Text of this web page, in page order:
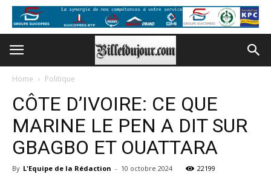
Home Politique
CÔTE D’IVOIRE: CE QUE
MARINE LE PEN A DIT SUR
GBAGBO ET OUATTARA
By L'Equipe de la Rédaction - 10 octobre 2024 22199